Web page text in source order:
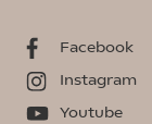
Facebook
Instagram
Youtube